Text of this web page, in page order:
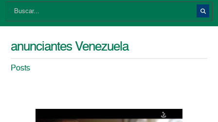
anunciantes Venezuela
Posts